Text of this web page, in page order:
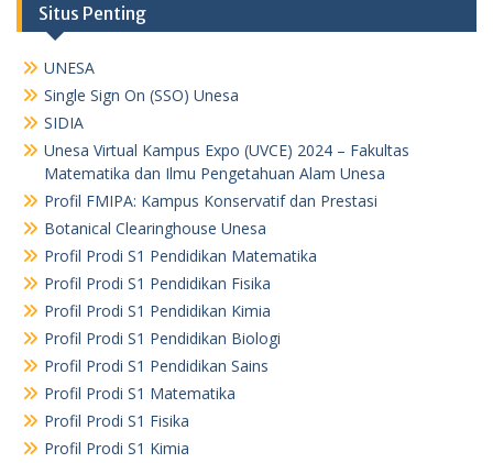
Situs Penting
UNESA
Single Sign On (SSO) Unesa
SIDIA
Unesa Virtual Kampus Expo (UVCE) 2024 – Fakultas
Matematika dan Ilmu Pengetahuan Alam Unesa
Profil FMIPA: Kampus Konservatif dan Prestasi
Botanical Clearinghouse Unesa
Profil Prodi S1 Pendidikan Matematika
Profil Prodi S1 Pendidikan Fisika
Profil Prodi S1 Pendidikan Kimia
Profil Prodi S1 Pendidikan Biologi
Profil Prodi S1 Pendidikan Sains
Profil Prodi S1 Matematika
Profil Prodi S1 Fisika
Profil Prodi S1 Kimia